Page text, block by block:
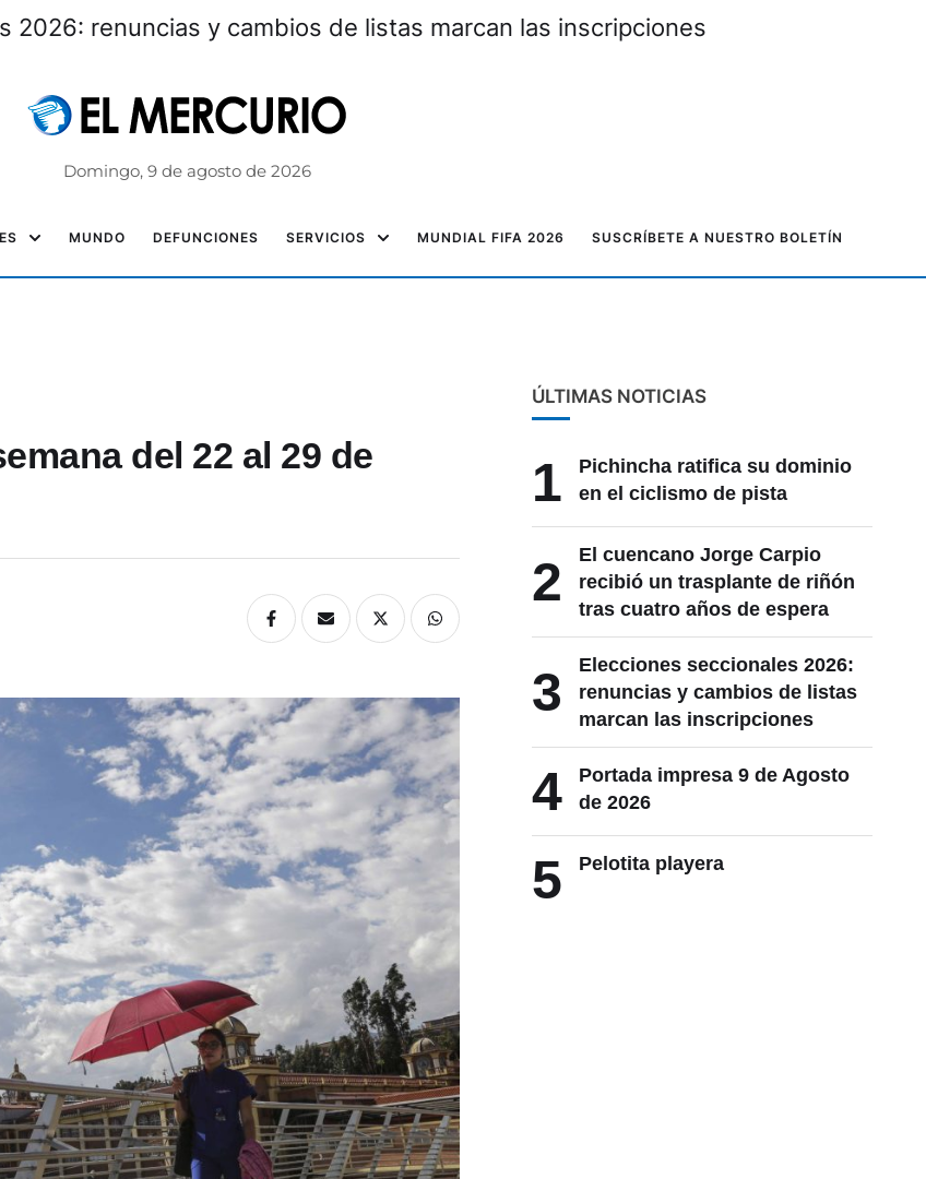
2026: renuncias y cambios de listas marcan las inscripciones
Domingo, 9 de agosto de 2026
MUNDO DEFUNCIONES SERVICIOS MUNDIAL FIFA 2026 SUSCRÍBETE A NUESTRO BOLETÍN
del 22 al 29 de
ÚLTIMAS NOTICIAS
1
Pichincha ratifica su dominio
en el ciclismo de pista
2
El cuencano Jorge Carpio
recibió un trasplante de riñón
tras cuatro años de espera
3
Elecciones seccionales 2026:
renuncias y cambios de listas
marcan las inscripciones
4
Portada impresa 9 de Agosto
de 2026
5 Pelotita playera